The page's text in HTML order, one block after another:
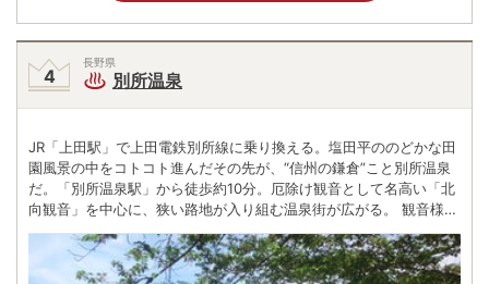
長野県
別所温泉
JR「上田駅」で上田電鉄別所線に乗り換える。塩田平ののどかな田
園風景の中をコトコト進んだその先が、“信州の鎌倉”こと別所温泉
だ。「別所温泉駅」から徒歩約10分。厄除け観音として名高い「北
向観音」を中心に、狭い路地が入り組む温泉街が広がる。 観音様を
取り囲むように、慈覚大師が愛した「大師湯」、『真田太平記』に
も登場する「石湯」、木曽義仲が入浴したと伝わる「大湯」と由緒
ある共同浴場が点在。それぞれ門前に飲泉処も設置されているの